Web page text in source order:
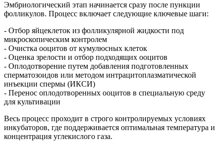
Эмбриологический этап начинается сразу после пункции
фолликулов. Процесс включает следующие ключевые шаги:
- Отбор яйцеклеток из фолликулярной жидкости под
микроскопическим контролем
- Очистка ооцитов от кумулюсных клеток
- Оценка зрелости и отбор подходящих ооцитов
- Оплодотворение путем добавления подготовленных
сперматозоидов или методом интрацитоплазматической
инъекции спермы (ИКСИ)
- Перенос оплодотворенных ооцитов в специальную среду
для культивации
Весь процесс проходит в строго контролируемых условиях
инкубаторов, где поддерживается оптимальная температура и
концентрация углекислого газа.